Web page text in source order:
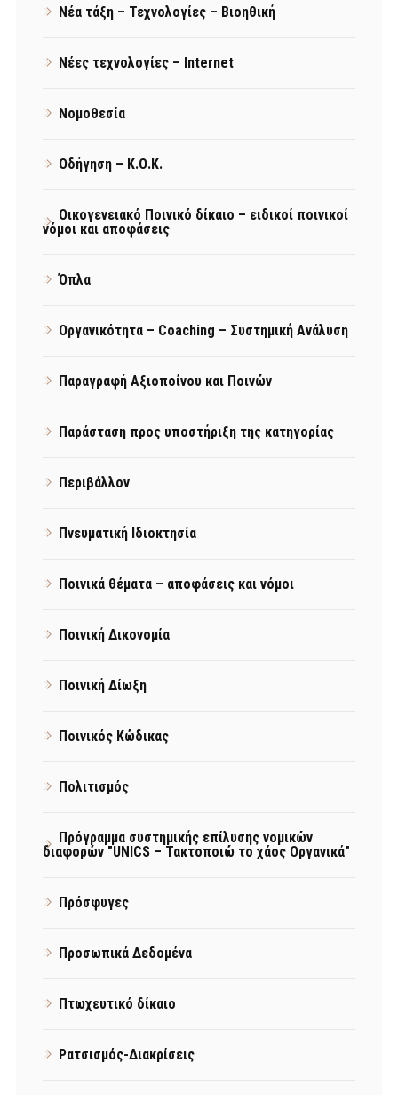
Νέα τάξη – Τεχνολογίες – Βιοηθική
Νέες τεχνολογίες – Internet
Νομοθεσία
Οδήγηση – Κ.Ο.Κ.
Οικογενειακό Ποινικό δίκαιο – ειδικοί ποινικοί
νόμοι και αποφάσεις
Όπλα
Οργανικότητα – Coaching – Συστημική Ανάλυση
Παραγραφή Αξιοποίνου και Ποινών
Παράσταση προς υποστήριξη της κατηγορίας
Περιβάλλον
Πνευματική Ιδιοκτησία
Ποινικά θέματα – αποφάσεις και νόμοι
Ποινική Δικονομία
Ποινική Δίωξη
Ποινικός Κώδικας
Πολιτισμός
Πρόγραμμα συστημικής επίλυσης νομικών
διαφορών "UNICS – Τακτοποιώ το χάος Οργανικά"
Πρόσφυγες
Προσωπικά Δεδομένα
Πτωχευτικό δίκαιο
Ρατσισμός-Διακρίσεις